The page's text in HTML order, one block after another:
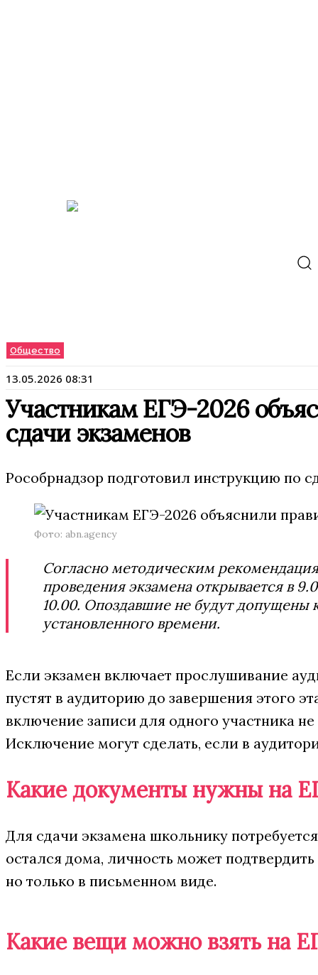
Общество
13.05.2026 08:31
Участникам ЕГЭ-2026
сдачи экзаменов
Рособрнадзор подготовил инструкцию по
Фото: abn.agency
Согласно методическим
проведения экзамена открывается в
10.00. Опоздавшие не будут допущены
установленного времени.
Если экзамен включает прослушивание
пустят в аудиторию до завершения этого
включение записи для одного участника
Исключение могут сделать, если в
Какие документы нужны на
Для сдачи экзамена школьнику
остался дома, личность может
но только в письменном виде.
Какие вещи можно взять на